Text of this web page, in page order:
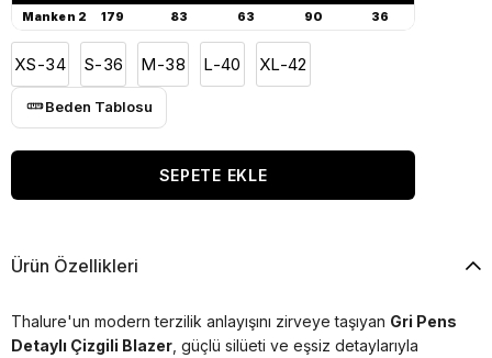
Manken 2
179 83 63 90 36
XS-34 S-36 M-38 L-40 XL-42
Beden Tablosu
Ürün Özellikleri
Thalure'un modern terzilik anlayışını zirveye taşıyan Gri Pens
Detaylı Çizgili Blazer , güçlü silüeti ve eşsiz detaylarıyla